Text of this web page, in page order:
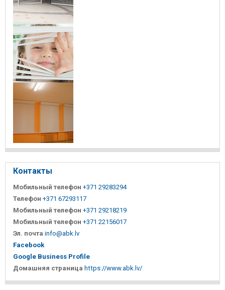
Контакты
Мобильный телефон +371 29283294
Телефон +371 67293117
Мобильный телефон +371 29218219
Мобильный телефон +371 22156017
Эл. почта info@abk.lv
Facebook
Google Business Profile
Домашняя страница https://www.abk.lv/